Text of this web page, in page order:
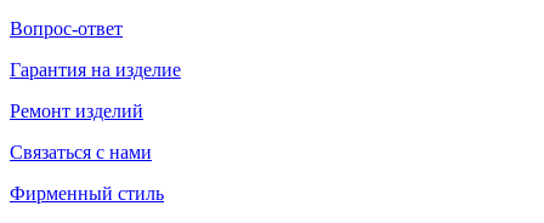
Вопрос-ответ
Гарантия на изделие
Ремонт изделий
Связаться с нами
Фирменный стиль